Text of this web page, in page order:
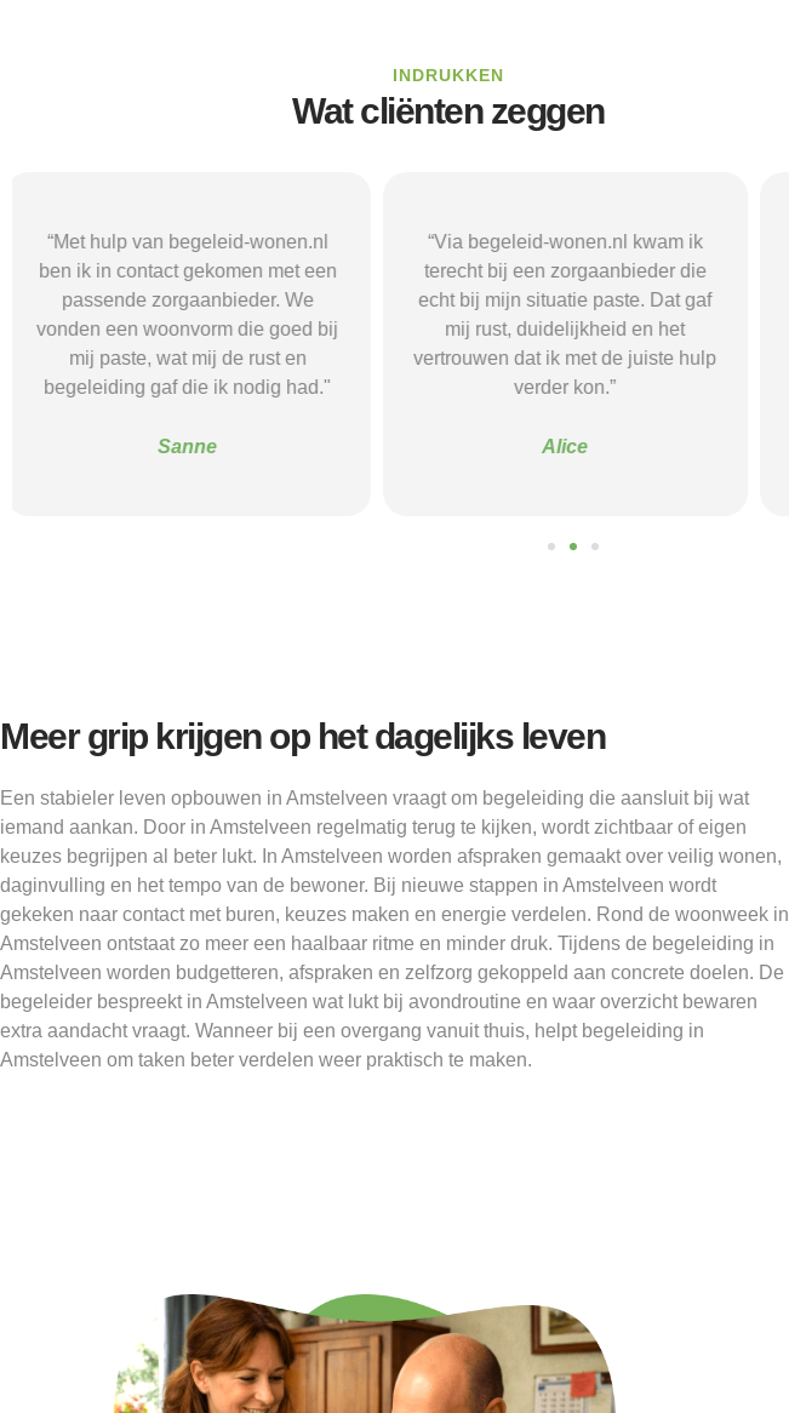
INDRUKKEN
Wat cliënten zeggen
“Via begeleid-wonen.nl kwam ik
terecht bij een zorgaanbieder die
echt bij mijn situatie paste. Dat gaf
mij rust, duidelijkheid en het
vertrouwen dat ik met de juiste hulp
verder kon.”
Alice
“Met hulp van begeleid-wonen.nl
vond ik een passende
zorgaanbieder die aansloot bij wat
ik nodig had. De begeleiding heeft
mij geholpen om weer meer
structuur, overzicht en balans te
Meer grip krijgen op het dagelijks leven
Een stabieler leven opbouwen in Amstelveen vraagt om begeleiding die aansluit bij wat
iemand aankan. Door in Amstelveen regelmatig terug te kijken, wordt zichtbaar of eigen
keuzes begrijpen al beter lukt. In Amstelveen worden afspraken gemaakt over veilig wonen,
daginvulling en het tempo van de bewoner. Bij nieuwe stappen in Amstelveen wordt
gekeken naar contact met buren, keuzes maken en energie verdelen. Rond de woonweek in
Amstelveen ontstaat zo meer een haalbaar ritme en minder druk. Tijdens de begeleiding in
Amstelveen worden budgetteren, afspraken en zelfzorg gekoppeld aan concrete doelen. De
begeleider bespreekt in Amstelveen wat lukt bij avondroutine en waar overzicht bewaren
extra aandacht vraagt. Wanneer bij een overgang vanuit thuis, helpt begeleiding in
Amstelveen om taken beter verdelen weer praktisch te maken.